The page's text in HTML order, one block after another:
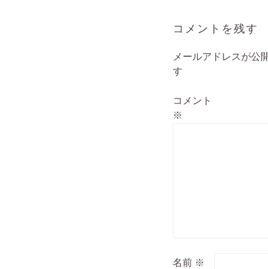
ゲ
シ
ョ
コメントを残す
メールアドレスが公
す
コメント
※
名前 ※